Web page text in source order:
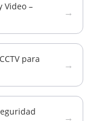
Video –
→
para
→
→